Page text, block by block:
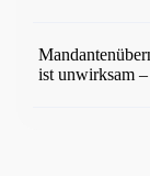
ist unwirksam